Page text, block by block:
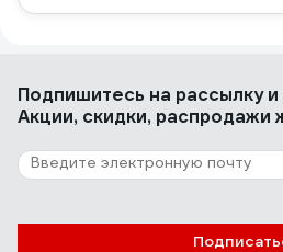
Подпишитесь на рассылкуи
Акции, скидки, распродажи